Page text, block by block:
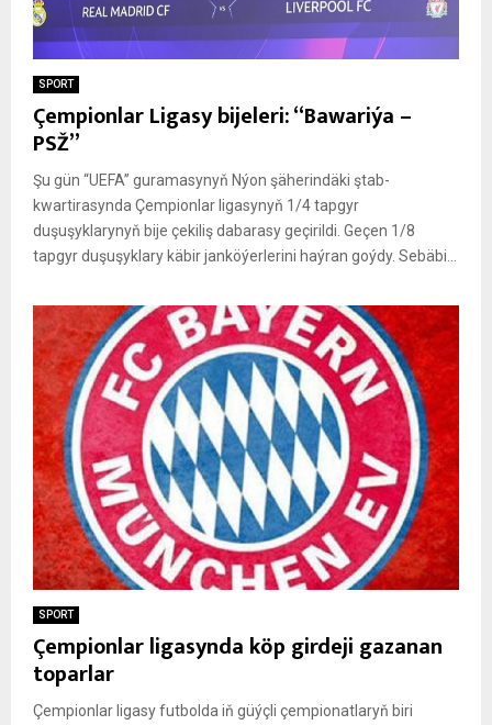
SPORT
Çempionlar Ligasy bijeleri: “Bawariýa –
PSŽ”
Şu gün “UEFA” guramasynyň Nýon şäherindäki ştab-
kwartirasynda Çempionlar ligasynyň 1/4 tapgyr
duşuşyklarynyň bije çekiliş dabarasy geçirildi. Geçen 1/8
tapgyr duşuşyklary käbir janköýerlerini haýran goýdy. Sebäbi...
SPORT
Çempionlar ligasynda köp girdeji gazanan
toparlar
Çempionlar ligasy futbolda iň güýçli çempionatlaryň biri